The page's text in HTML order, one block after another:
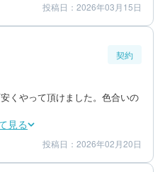
金額感 5
投稿日：2026年03月15日
契約
くやって頂けました。色合いの
見る
金額感 5
投稿日：2026年02月20日